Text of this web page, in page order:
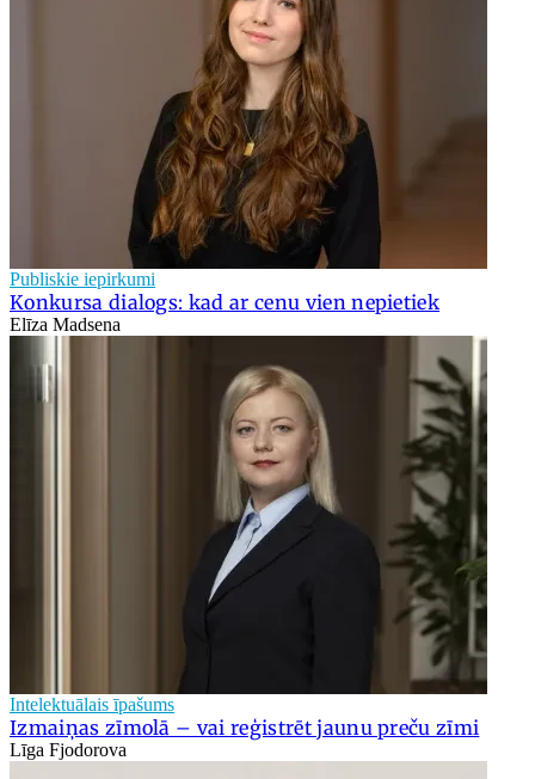
Publiskie iepirkumi
Konkursa dialogs: kad ar cenu vien nepietiek
Elīza Madsena
Intelektuālais īpašums
Izmaiņas zīmolā – vai reģistrēt jaunu preču zīmi
Līga Fjodorova